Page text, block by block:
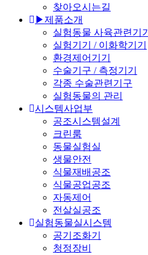
찾아오시는길
▶제품소개
실험동물 사육관련기기
실험기기 / 이화학기기
환경제어기기
수술기구 / 측정기기
각종 수술관련기구
실험동물의 관리
시스템사업부
공조시스템설계
크린룸
동물실험실
생물안전
식물재배공조
식물공업공조
자동제어
전살실공조
실험동물실시스템
공기조화기
청정장비